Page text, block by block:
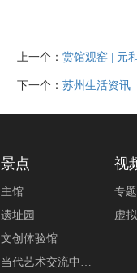
上一个： 赏馆观窑 | 元
下一个： 苏州生活资讯
景点
主馆
遗址园
文创体验馆
当代艺术交流中…
视
专
虚